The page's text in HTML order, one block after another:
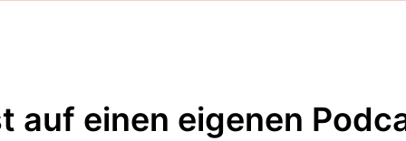
auf einen eigenen